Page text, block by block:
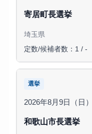
寄居町長選挙
埼玉県
定数/候補者数：1 / -
選挙
2026年8月9日（日）
和歌山市長選挙